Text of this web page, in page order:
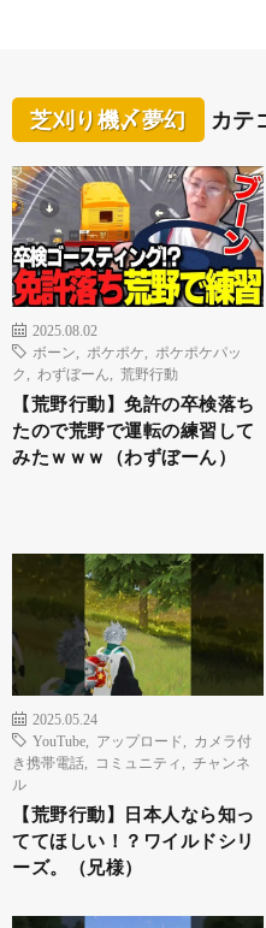
芝刈り機〆夢幻 カテ
2025.08.02
ボーン
ポケポケ
ポケポケパッ
ク
わずぼーん 荒野行動
【荒野行動】免許の卒検落ち
たので荒野で運転の練習して
みたｗｗｗ（わずぼーん）
2025.05.24
YouTube
アップロード
カメラ付
き携帯電話
コミュニティ
チャンネ
ル
【荒野行動】日本人なら知っ
ててほしい！？ワイルドシリ
ーズ。（兄様）